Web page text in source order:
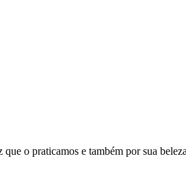
o praticamos e também por sua